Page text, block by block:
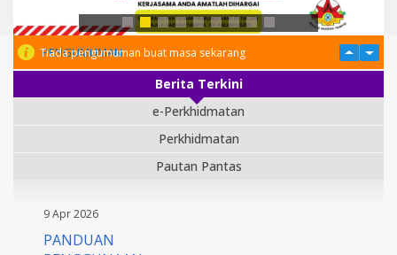
PENGUMUMAN
Tiada pengumuman buat masa sekarang
Berita Terkini
e-Perkhidmatan
Perkhidmatan
Pautan Pantas
9 Apr 2026
PANDUAN